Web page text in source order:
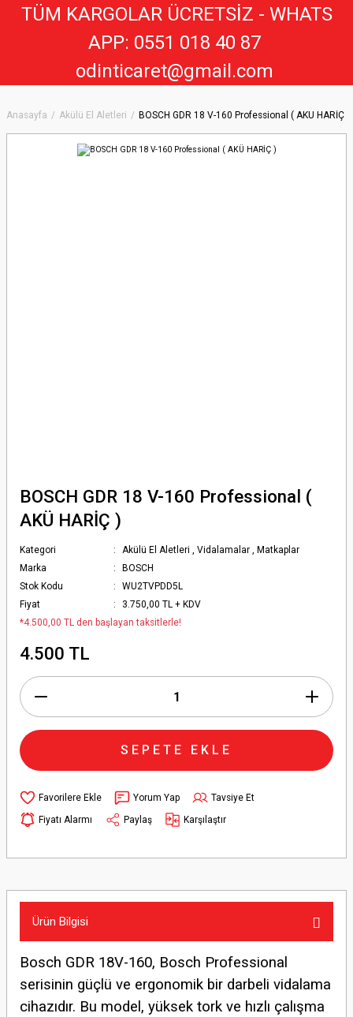
Anasayfa Akülü El Aletleri BOSCH GDR 18 V-160 Professional ( AKÜ HARİÇ )
BOSCH GDR 18 V-160 Professional (
AKÜ HARİÇ )
Kategori Akülü El Aletleri ,Vidalamalar , Matkaplar
Marka
BOSCH
Stok Kodu
WU2TVPDD5L
Fiyat
3.750,00 TL + KDV
*4.500,00 TL den başlayan taksitlerle!
4.500 TL
SEPETE EKLE
Yorum Yap
Tavsiye Et
Fiyatı Alarmı
Paylaş Karşılaştır
Ürün Bilgisi
Bosch GDR 18V-160, Bosch Professional
serisinin güçlü ve ergonomik bir darbeli vidalama
cihazıdır. Bu model, yüksek tork ve hızlı çalışma
TÜM KARGOLAR ÜCRETSİZ - WHATS
APP: 0551 018 40 87
odinticaret@gmail.com